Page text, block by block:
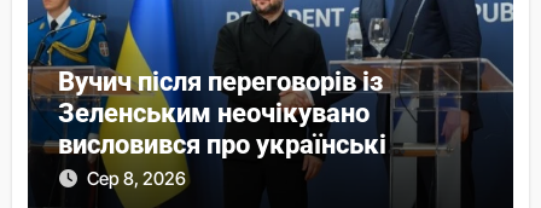
Вучич після переговорів із
Зеленським неочікувано
висловився про українські
території
Сер 8, 2026